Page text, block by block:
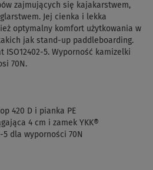
zajmujących się kajakarstwem,
Jej cienka i lekka
optymalny komfort użytkowania w
jak stand-up paddleboarding.
ISO12402-5. Wyporność kamizelki
70N.
420 D i pianka PE
4 cm i zamek YKK®
5 dla wyporności 70N